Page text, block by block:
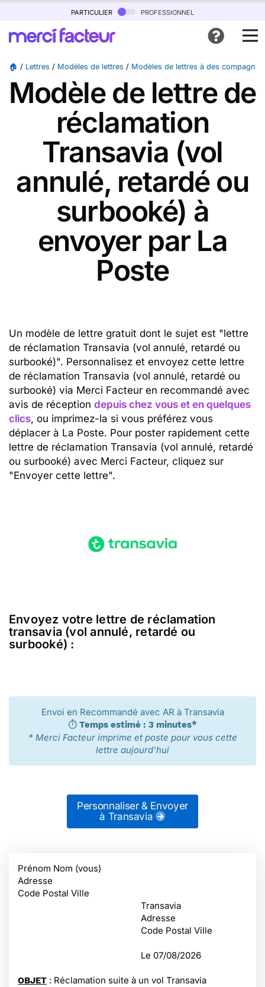
particulier professionnel
🏠 / Lettres / Modèles de lettres / Modèles de lettres à des
Modèle de lettre de
réclamation
Transavia (vol
annulé, retardé ou
surbooké) à
envoyer par La
Poste
Un modèle de lettre gratuit dont le sujet est "lettre
de réclamation Transavia (vol annulé, retardé ou
surbooké)". Personnalisez et envoyez cette lettre
de réclamation Transavia (vol annulé, retardé ou
surbooké) via Merci Facteur en recommandé avec
avis de réception depuis chez vous et en quelques
clics, ou imprimez-la si vous préférez vous
déplacer à La Poste. Pour poster rapidement cette
lettre de réclamation Transavia (vol annulé, retardé
ou surbooké) avec Merci Facteur, cliquez sur
"Envoyer cette lettre".
Envoyez votre lettre de réclamation
transavia (vol annulé, retardé ou
surbooké) :
Envoi en Recommandé avec AR à Transavia
⏱️ Temps estimé : 3 minutes*
* Merci Facteur imprime et poste pour vous cette
lettre aujourd'hui
Personnaliser & Envoyer
à Transavia
Prénom Nom (vous)
Adresse
Code Postal Ville
Transavia
Adresse
Code Postal Ville
Le 07/08/2026
OBJET : Réclamation suite à un vol Transavia